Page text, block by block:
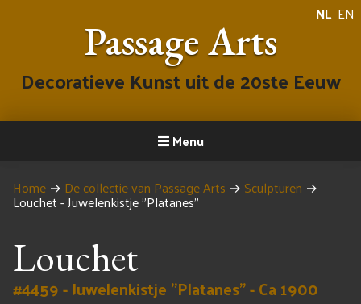
NL EN
Passage Arts
Decoratieve Kunst uit de 20ste Eeuw
Menu
Home → De collectie van Passage Arts → Sculpturen →
Louchet - Juwelenkistje "Platanes"
Louchet
#4459 - Juwelenkistje "Platanes" - Ca 1900